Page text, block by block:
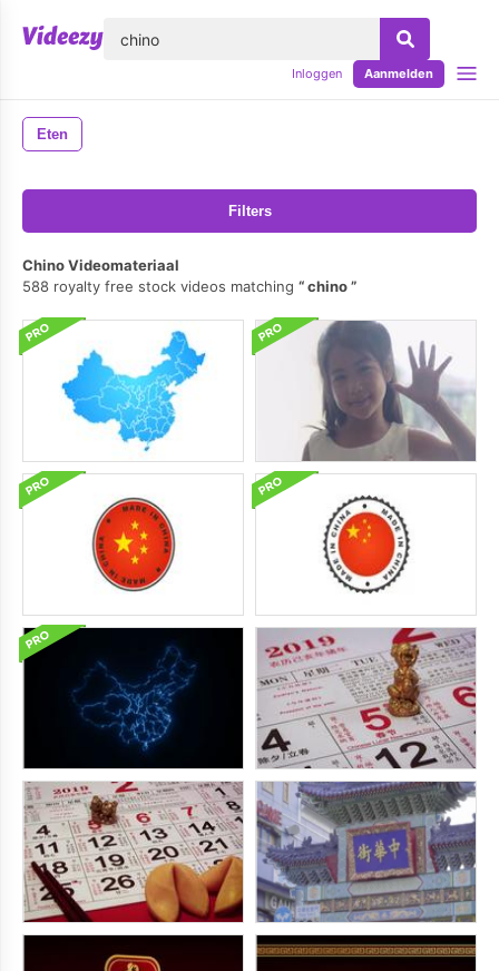
Inloggen Aanmelden
Eten
Filters
Chino Videomateriaal
588 royalty free stock videos matching
chino